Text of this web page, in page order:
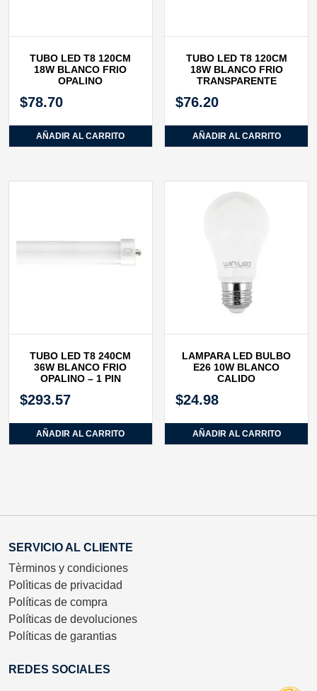
TUBO LED T8 120CM
18W BLANCO FRIO
OPALINO
$78.70
AÑADIR AL CARRITO
TUBO LED T8 120CM
18W BLANCO FRIO
TRANSPARENTE
$76.20
AÑADIR AL CARRITO
TUBO LED T8 240CM
36W BLANCO FRIO
OPALINO – 1 PIN
$293.57
AÑADIR AL CARRITO
LAMPARA LED BULBO
E26 10W BLANCO
CALIDO
$24.98
AÑADIR AL CARRITO
SERVICIO AL CLIENTE
Tèrminos y condiciones
Polìticas de privacidad
Políticas de compra
Políticas de devoluciones
Políticas de garantias
REDES SOCIALES